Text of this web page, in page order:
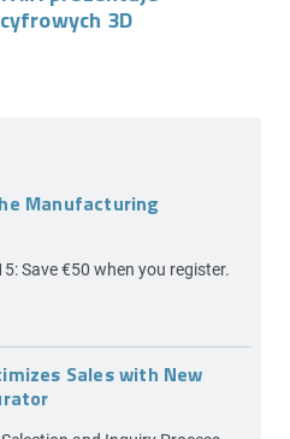
3D
Manufacturing
Save €50 when you register.
Sales with New